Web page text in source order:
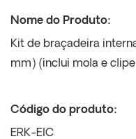
Nome do Produto:
Kit de braçadeira
mm) (inclui mola e
Código do produto:
ERK-EIC